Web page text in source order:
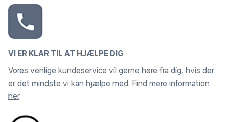
VI ER KLAR TIL AT HJÆLPE DIG
Vores venlige kundeservice vil gerne høre fra dig, hvis der
er det mindste vi kan hjælpe med. Find mere information
her.